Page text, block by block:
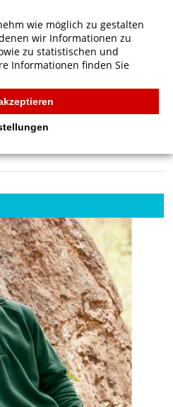
Sweatshirt mit
LOOM
wie möglich zu gestalten
wir Informationen zu
zu statistischen und
Informationen finden Sie